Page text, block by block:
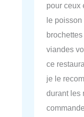
pour ceux
le poisson
viandes
ce
je le
durant les